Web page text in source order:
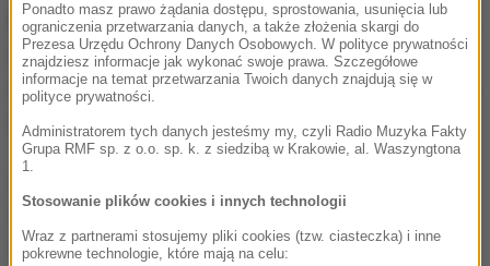
Resort przekonuje też, iż właściciele sklepów muszą
teraz walczyć o przyciąganie pracowników, nie będą
więc na siłę zmuszać ich do pracy od razu po wolnej
niedzieli, czyli w nocy z niedzieli na poniedziałek.
zakazu niedzielnego handlu. Na przykład chce, żeby
sklepy nie omijały już tego zakazu udając placówki
Ponadto masz prawo żądania dostępu, sprostowania, usunięcia lub
ograniczenia przetwarzania danych, a także złożenia skargi do
Prezesa Urzędu Ochrony Danych Osobowych. W polityce prywatności
znajdziesz informacje jak wykonać swoje prawa. Szczegółowe
informacje na temat przetwarzania Twoich danych znajdują się w
polityce prywatności.
Administratorem tych danych jesteśmy my, czyli Radio Muzyka Fakty
Grupa RMF sp. z o.o. sp. k. z siedzibą w Krakowie, al. Waszyngtona
1.
Stosowanie plików cookies i innych technologii
Wraz z partnerami stosujemy pliki cookies (tzw. ciasteczka) i inne
pokrewne technologie, które mają na celu: